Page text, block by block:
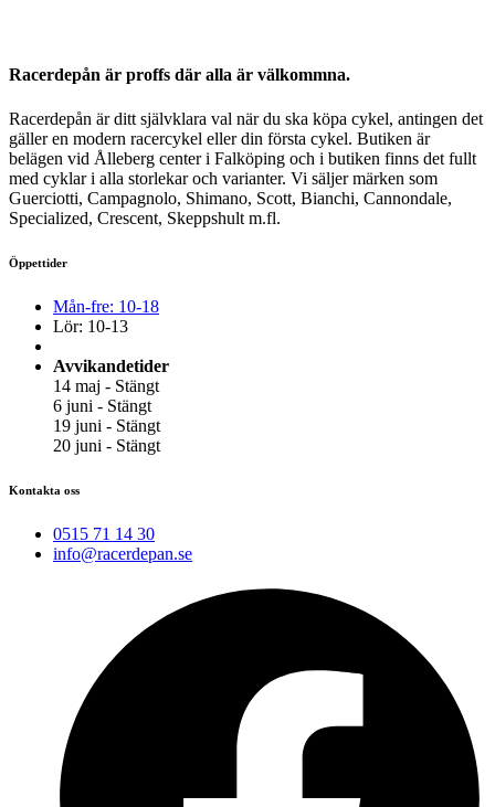
Racerdepån är proffs där alla är välkommna.
Racerdepån är ditt självklara val när du ska köpa cykel, antingen det
gäller en modern racercykel eller din första cykel. Butiken är
belägen vid Ålleberg center i Falköping och i butiken finns det fullt
med cyklar i alla storlekar och varianter. Vi säljer märken som
Guerciotti, Campagnolo, Shimano, Scott, Bianchi, Cannondale,
Specialized, Crescent, Skeppshult m.fl.
Öppettider
Mån-fre: 10-18
Lör: 10-13
Avvikandetider
14 maj - Stängt
6 juni - Stängt
19 juni - Stängt
20 juni - Stängt
Kontakta oss
0515 71 14 30
info@racerdepan.se